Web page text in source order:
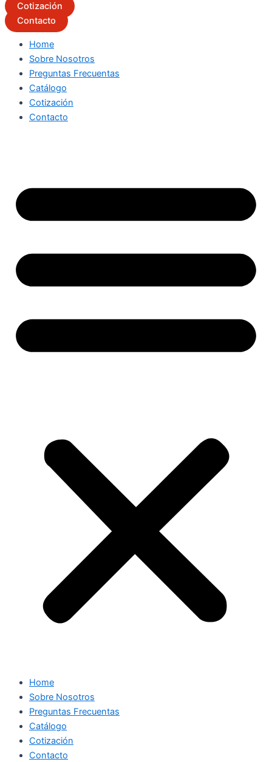
Cotización
Contacto
Home
Sobre Nosotros
Preguntas Frecuentas
Catálogo
Cotización
Contacto
Home
Sobre Nosotros
Preguntas Frecuentas
Catálogo
Cotización
Contacto